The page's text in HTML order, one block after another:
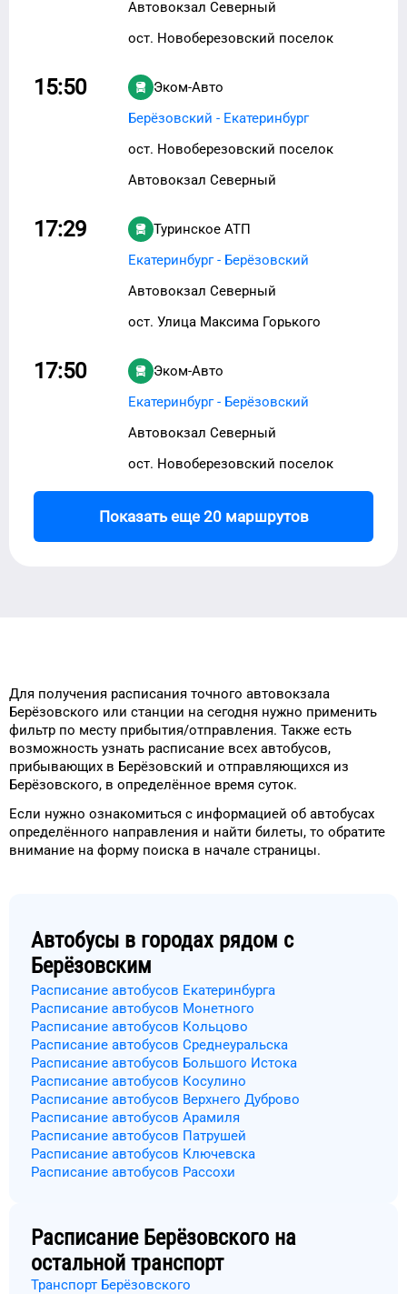
Автовокзал Северный
ост. Новоберезовский поселок
15:50
Эком-Авто
Берёзовский - Екатеринбург
ост. Новоберезовский поселок
Автовокзал Северный
17:29
Туринское АТП
Екатеринбург - Берёзовский
Автовокзал Северный
ост. Улица Максима Горького
17:50
Эком-Авто
Екатеринбург - Берёзовский
Автовокзал Северный
ост. Новоберезовский поселок
Показать еще 20 маршрутов
Для получения расписания точного автовокзала
Берёзовского или станции на сегодня нужно применить
фильтр по месту прибытия/отправления. Также есть
возможность узнать расписание всех автобусов,
прибывающих в Берёзовский и отправляющихся из
Берёзовского, в определённое время суток.
Если нужно ознакомиться с информацией об автобусах
определённого направления и найти билеты, то обратите
внимание на форму поиска в начале страницы.
Автобусы в городах рядом с
Берёзовским
Расписание автобусов Екатеринбурга
Расписание автобусов Монетного
Расписание автобусов Кольцово
Расписание автобусов Среднеуральска
Расписание автобусов Большого Истока
Расписание автобусов Косулино
Расписание автобусов Верхнего Дуброво
Расписание автобусов Арамиля
Расписание автобусов Патрушей
Расписание автобусов Ключевска
Расписание автобусов Рассохи
Расписание Берёзовского на
остальной транспорт
Транспорт Берёзовского